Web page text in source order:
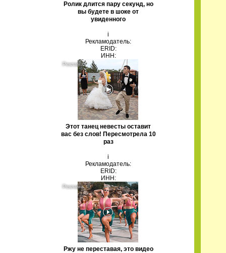
Ролик длится пару секунд, но
вы будете в шоке от
увиденного
i
Рекламодатель:
ERID:
ИНН:
Этот танец невесты оставит
вас без слов! Пересмотрела 10
раз
i
Рекламодатель:
ERID:
ИНН:
Ржу не переставая, это видео